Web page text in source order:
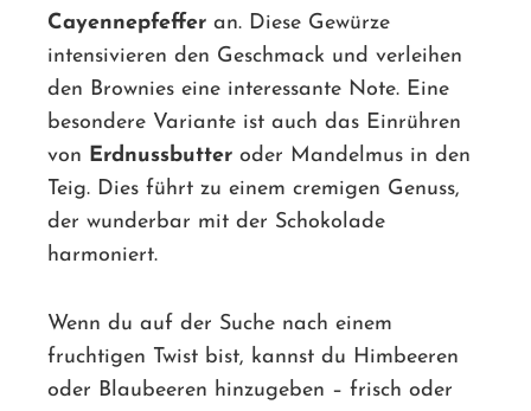
Cayennepfeffer an. Diese Gewürze
intensivieren den Geschmack und verleihen
den Brownies eine interessante Note. Eine
besondere Variante ist auch das Einrühren
von Erdnussbutter oder Mandelmus in den
Teig. Dies führt zu einem cremigen Genuss,
der wunderbar mit der Schokolade
harmoniert.
Wenn du auf der Suche nach einem
fruchtigen Twist bist, kannst du Himbeeren
oder Blaubeeren hinzugeben – frisch oder